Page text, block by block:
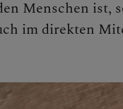
Menschen ist,
im direkten